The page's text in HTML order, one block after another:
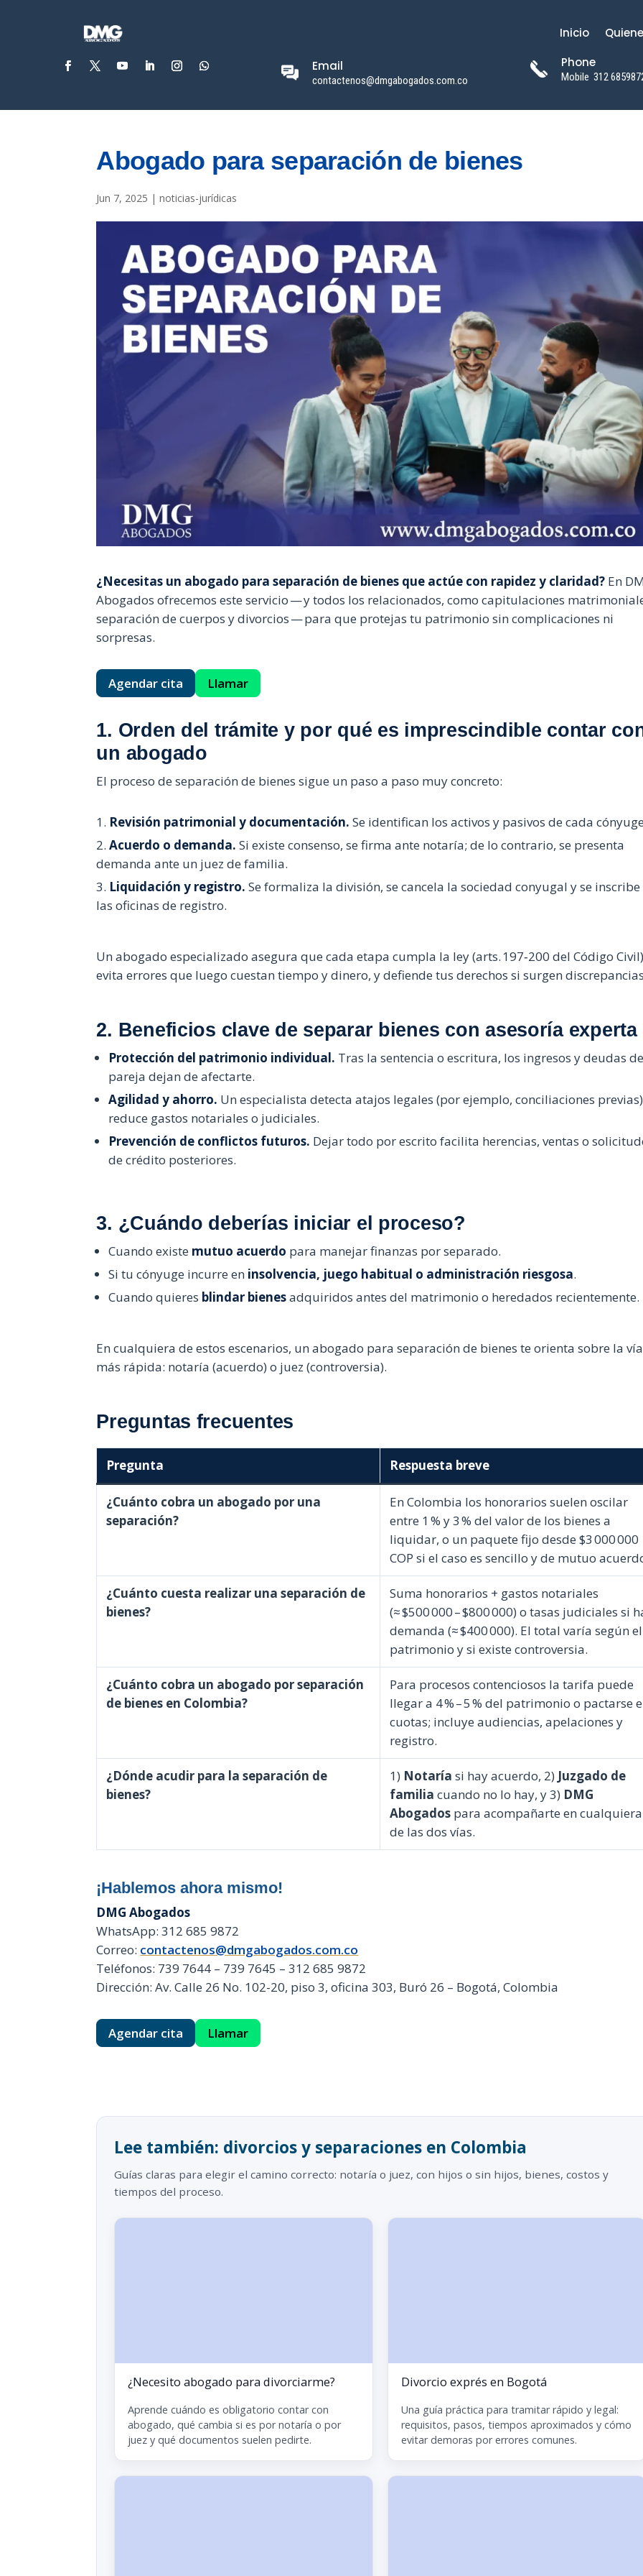
Inicio
Email
contactenos@dmgabogados.com.co
Phone
Mobile 312
Abogado para separación de bienes
Jun 7, 2025 |noticias-jurídicas
¿Necesitas un abogado para separación de bienes que actúe con rapidez y claridad? En
Abogados ofrecemos este servicio — y todos los relacionados, como capitulaciones
separación de cuerpos y divorcios — para que protejas tu patrimonio sin complicaciones ni
sorpresas.
Agendar cita Llamar
1. Orden del trámite y por qué es imprescindible contar
un abogado
El proceso de separación de bienes sigue un paso a paso muy concreto:
Revisión patrimonial y documentación. Se identifican los activos y pasivos de cada
Acuerdo o demanda. Si existe consenso, se firma ante notaría; de lo contrario, se presenta
demanda ante un juez de familia.
Liquidación y registro. Se formaliza la división, se cancela la sociedad conyugal y se inscribe
las oficinas de registro.
Un abogado especializado asegura que cada etapa cumpla la ley (arts. 197‑200 del Código
evita errores que luego cuestan tiempo y dinero, y defiende tus derechos si surgen
2. Beneficios clave de separar bienes con asesoría experta
Protección del patrimonio individual. Tras la sentencia o escritura, los ingresos y deudas
pareja dejan de afectarte.
Agilidad y ahorro. Un especialista detecta atajos legales (por ejemplo, conciliaciones
reduce gastos notariales o judiciales.
Prevención de conflictos futuros. Dejar todo por escrito facilita herencias, ventas o
de crédito posteriores.
3. ¿Cuándo deberías iniciar el proceso?
Cuando existe mutuo acuerdo para manejar finanzas por separado.
Si tu cónyuge incurre en insolvencia, juego habitual o administración riesgosa.
Cuando quieres blindar bienesadquiridos antes del matrimonio o heredados recientemente.
En cualquiera de estos escenarios, un abogado para separación de bienes te orienta sobre la vía
más rápida: notaría (acuerdo) o juez (controversia).
Preguntas frecuentes
Pregunta Respuesta breve
¿Cuánto cobra un abogado por una
separación?
En Colombia los honorarios suelen oscilar
entre 1 % y 3 % del valor de los bienes a
liquidar, o un paquete fijo desde $3 000 000
COP si el caso es sencillo y de mutuo
¿Cuánto cuesta realizar una separación de
bienes?
Suma honorarios + gastos notariales
(≈ $500 000 – $800 000) o tasas judiciales si
demanda (≈ $400 000). El total varía según el
patrimonio y si existe controversia.
¿Cuánto cobra un abogado por separación
de bienes en Colombia?
Para procesos contenciosos la tarifa puede
llegar a 4 % – 5 % del patrimonio o pactarse
cuotas; incluye audiencias, apelaciones y
registro.
¿Dónde acudir para la separación de
bienes?
1) Notaría si hay acuerdo, 2) Juzgado de
familia cuando no lo hay, y 3) DMG
Abogados para acompañarte en cualquiera
de las dos vías.
¡Hablemos ahora mismo!
DMG Abogados
WhatsApp: 312 685 9872
Correo: contactenos@dmgabogados.com.co
Teléfonos: 739 7644 – 739 7645 – 312 685 9872
Dirección: Av. Calle 26 No. 102-20, piso 3, oficina 303, Buró 26 – Bogotá, Colombia
Agendar cita Llamar
Lee también: divorcios y separaciones en Colombia
Guías claras para elegir el camino correcto: notaría o juez, con hijos o sin hijos, bienes, costos y
tiempos del proceso.
¿Necesito abogado para divorciarme?
Aprende cuándo es obligatorio contar con
abogado, qué cambia si es por notaría o por
juez y qué documentos suelen pedirte.
Divorcio exprés en Bogotá
Una guía práctica para tramitar rápido y legal:
requisitos, pasos, tiempos aproximados y cómo
evitar demoras por errores comunes.